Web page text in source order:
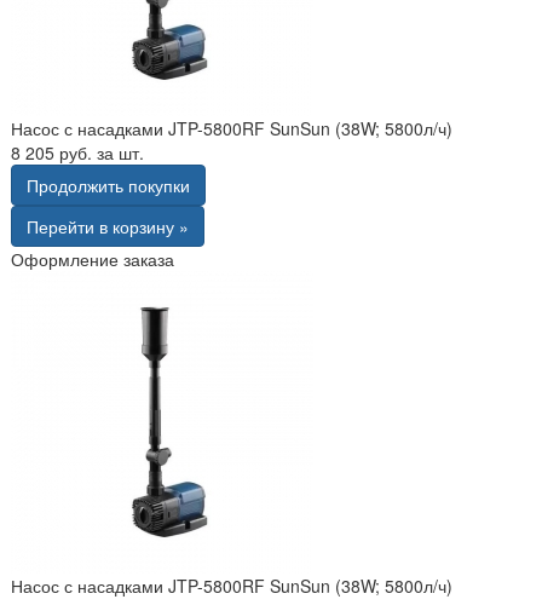
Насос с насадками JTP-5800RF SunSun (38W; 5800л/ч)
8 205 руб. за шт.
Продолжить покупки
Перейти в корзину »
Оформление заказа
Насос с насадками JTP-5800RF SunSun (38W; 5800л/ч)